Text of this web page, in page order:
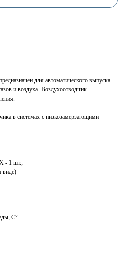
для автоматического выпуска
и воздуха. Воздухоотводчик
в системах с низкозамерзающими
- 1 шт.;
виде)
С°